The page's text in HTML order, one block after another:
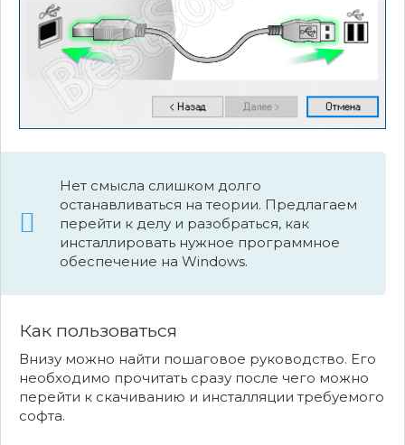
Нет смысла слишком долго
останавливаться на теории. Предлагаем
перейти к делу и разобраться, как
инсталлировать нужное программное
обеспечение на Windows.
Как пользоваться
Внизу можно найти пошаговое руководство. Его
необходимо прочитать сразу после чего можно
перейти к скачиванию и инсталляции требуемого
софта.